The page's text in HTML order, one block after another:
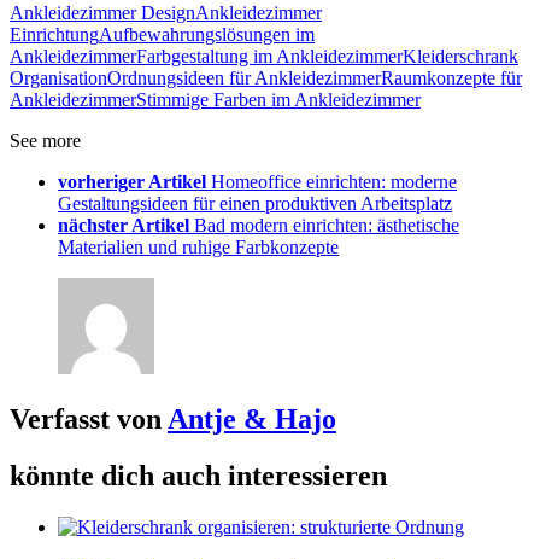
Ankleidezimmer DesignAnkleidezimmer
EinrichtungAufbewahrungslösungen im
AnkleidezimmerFarbgestaltung im AnkleidezimmerKleiderschrank
OrganisationOrdnungsideen für AnkleidezimmerRaumkonzepte für
AnkleidezimmerStimmige Farben im Ankleidezimmer
See more
vorheriger Artikel Homeoffice einrichten: moderne
Gestaltungsideen für einen produktiven Arbeitsplatz
nächster Artikel Bad modern einrichten: ästhetische
Materialien und ruhige Farbkonzepte
Verfasst von Antje & Hajo
könnte dich auch interessieren